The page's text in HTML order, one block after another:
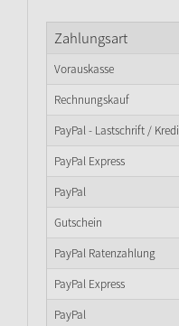
Zahlungsart
Vorauskasse
Rechnungskauf
PayPal - Lastschrift /
PayPal Express
PayPal
Gutschein
PayPal Ratenzahlung
PayPal Express
PayPal